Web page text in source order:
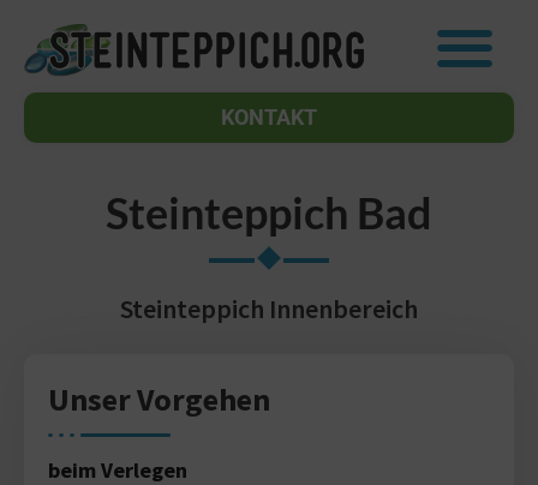
Inhalt
springen
KONTAKT
Steinteppich Bad
Steinteppich Innenbereich
Unser Vorgehen
beim Verlegen